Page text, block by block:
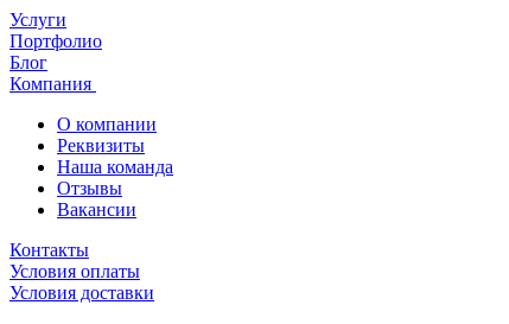
Услуги
Портфолио
Блог
Компания
О компании
Реквизиты
Наша команда
Отзывы
Вакансии
Контакты
Условия оплаты
Условия доставки